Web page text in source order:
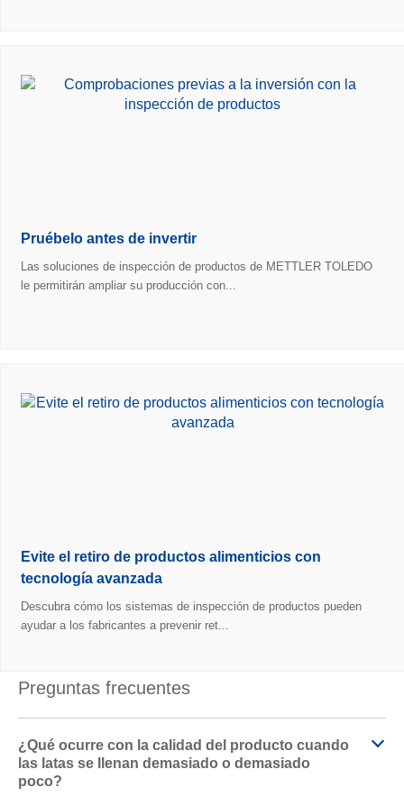
Pruébelo antes de invertir
Las soluciones de inspección de productos de METTLER TOLEDO
le permitirán ampliar su producción con...
Evite el retiro de productos alimenticios con
tecnología avanzada
Descubra cómo los sistemas de inspección de productos pueden
ayudar a los fabricantes a prevenir ret...
Preguntas frecuentes
¿Qué ocurre con la calidad del producto cuando
las latas se llenan demasiado o demasiado
poco?